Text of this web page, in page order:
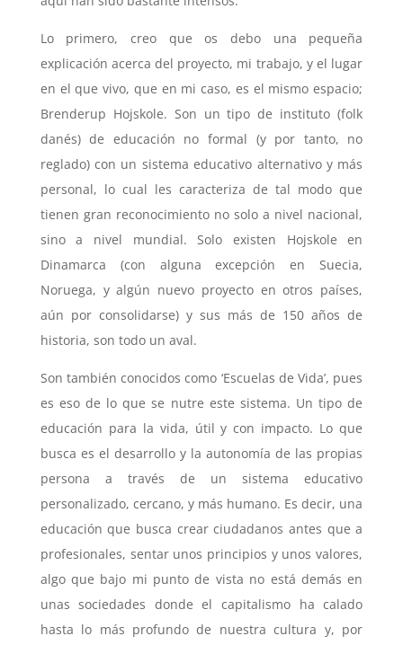
Lo primero, creo que os debo una pequeña
explicación acerca del proyecto, mi trabajo, y el lugar
en el que vivo, que en mi caso, es el mismo espacio;
Brenderup Hojskole. Son un tipo de instituto (folk
danés) de educación no formal (y por tanto, no
reglado) con un sistema educativo alternativo y más
personal, lo cual les caracteriza de tal modo que
tienen gran reconocimiento no solo a nivel nacional,
sino a nivel mundial. Solo existen Hojskole en
Dinamarca (con alguna excepción en Suecia,
Noruega, y algún nuevo proyecto en otros países,
aún por consolidarse) y sus más de 150 años de
historia, son todo un aval.
Son también conocidos como ‘Escuelas de Vida’, pues
es eso de lo que se nutre este sistema. Un tipo de
educación para la vida, útil y con impacto. Lo que
busca es el desarrollo y la autonomía de las propias
persona a través de un sistema educativo
personalizado, cercano, y más humano. Es decir, una
educación que busca crear ciudadanos antes que a
profesionales, sentar unos principios y unos valores,
algo que bajo mi punto de vista no está demás en
unas sociedades donde el capitalismo ha calado
hasta lo más profundo de nuestra cultura y, por